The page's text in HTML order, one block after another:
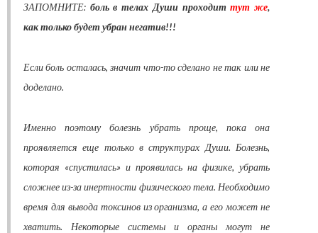
ЗАПОМНИТЕ: боль в телах Души проходиттут же,
как только будет убран негатив!!!
Если боль осталась, значит что-то сделано не так или не
доделано.
Именно поэтому болезнь убрать проще, пока она
проявляется еще только в структурах Души. Болезнь,
которая «спустилась» и проявилась на физике, убрать
сложнее из-за инертности физического тела. Необходимо
время для вывода токсинов из организма, а его может не
хватить. Некоторые системы и органы могут не